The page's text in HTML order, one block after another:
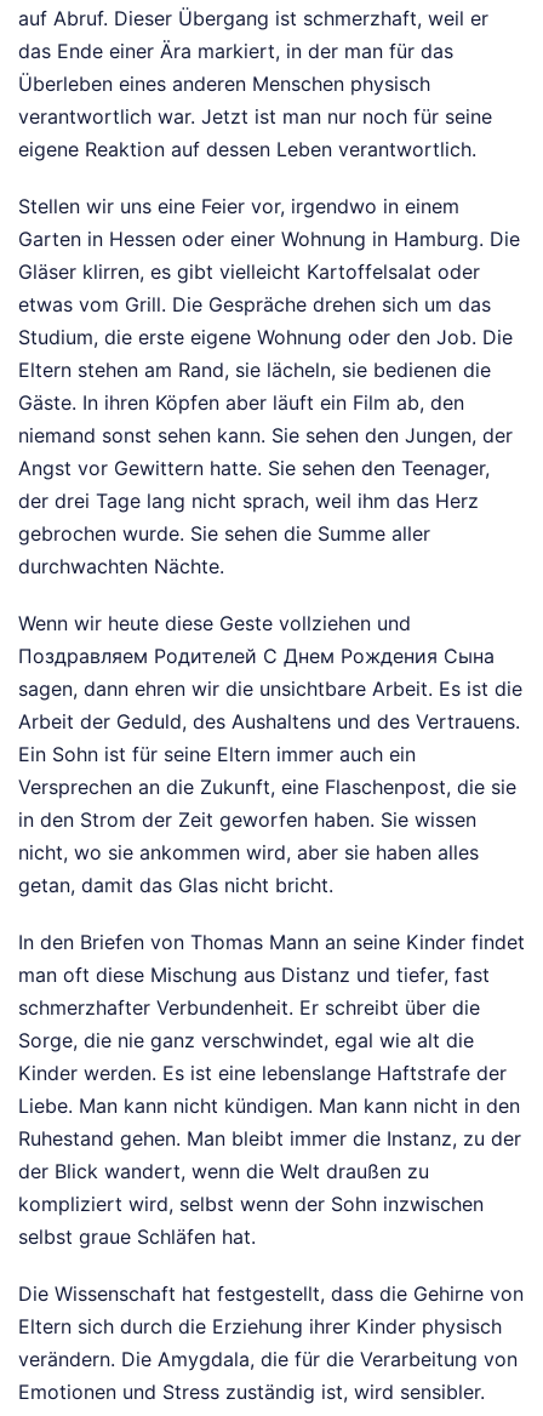
auf Abruf. Dieser Übergang ist schmerzhaft, weil er
das Ende einer Ära markiert, in der man für das
Überleben eines anderen Menschen physisch
verantwortlich war. Jetzt ist man nur noch für seine
eigene Reaktion auf dessen Leben verantwortlich.
Stellen wir uns eine Feier vor, irgendwo in einem
Garten in Hessen oder einer Wohnung in Hamburg. Die
Gläser klirren, es gibt vielleicht Kartoffelsalat oder
etwas vom Grill. Die Gespräche drehen sich um das
Studium, die erste eigene Wohnung oder den Job. Die
Eltern stehen am Rand, sie lächeln, sie bedienen die
Gäste. In ihren Köpfen aber läuft ein Film ab, den
niemand sonst sehen kann. Sie sehen den Jungen, der
Angst vor Gewittern hatte. Sie sehen den Teenager,
der drei Tage lang nicht sprach, weil ihm das Herz
gebrochen wurde. Sie sehen die Summe aller
durchwachten Nächte.
Wenn wir heute diese Geste vollziehen und
Поздравляем Родителей С Днем Рождения Сына
sagen, dann ehren wir die unsichtbare Arbeit. Es ist die
Arbeit der Geduld, des Aushaltens und des Vertrauens.
Ein Sohn ist für seine Eltern immer auch ein
Versprechen an die Zukunft, eine Flaschenpost, die sie
in den Strom der Zeit geworfen haben. Sie wissen
nicht, wo sie ankommen wird, aber sie haben alles
getan, damit das Glas nicht bricht.
In den Briefen von Thomas Mann an seine Kinder findet
man oft diese Mischung aus Distanz und tiefer, fast
schmerzhafter Verbundenheit. Er schreibt über die
Sorge, die nie ganz verschwindet, egal wie alt die
Kinder werden. Es ist eine lebenslange Haftstrafe der
Liebe. Man kann nicht kündigen. Man kann nicht in den
Ruhestand gehen. Man bleibt immer die Instanz, zu der
der Blick wandert, wenn die Welt draußen zu
kompliziert wird, selbst wenn der Sohn inzwischen
selbst graue Schläfen hat.
Die Wissenschaft hat festgestellt, dass die Gehirne von
Eltern sich durch die Erziehung ihrer Kinder physisch
verändern. Die Amygdala, die für die Verarbeitung von
Emotionen und Stress zuständig ist, wird sensibler.